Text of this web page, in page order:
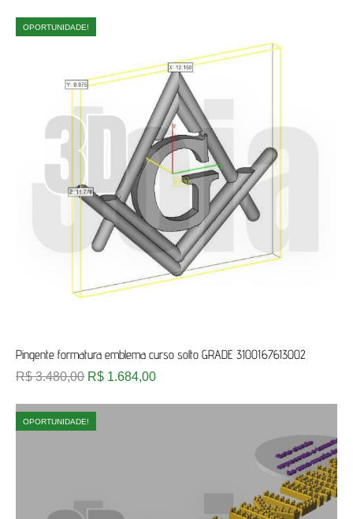
OPORTUNIDADE!
Pingente formatura emblema curso solto GRADE 3100167613002
R$3.480,00 R$ 1.684,00
OPORTUNIDADE!